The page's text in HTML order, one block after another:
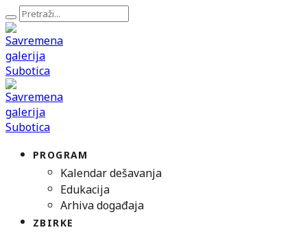
PROGRAM
Kalendar dešavanja
Edukacija
Arhiva događaja
ZBIRKE